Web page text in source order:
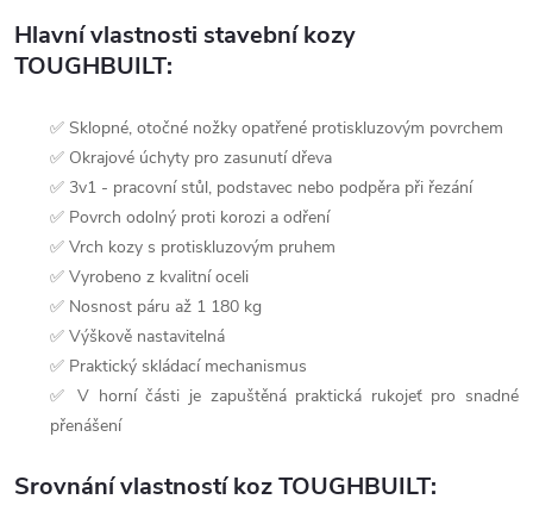
Hlavní vlastnosti stavební kozy
TOUGHBUILT:
✅ Sklopné, otočné nožky opatřené protiskluzovým povrchem
✅ Okrajové úchyty pro zasunutí dřeva
✅ 3v1 - pracovní stůl, podstavec nebo podpěra při řezání
✅ Povrch odolný proti korozi a odření
✅ Vrch kozy s protiskluzovým pruhem
✅ Vyrobeno z kvalitní oceli
✅ Nosnost páru až 1 180 kg
✅ Výškově nastavitelná
✅ Praktický skládací mechanismus
✅ V horní části je zapuštěná praktická rukojeť pro snadné
přenášení
Srovnání vlastností koz TOUGHBUILT: